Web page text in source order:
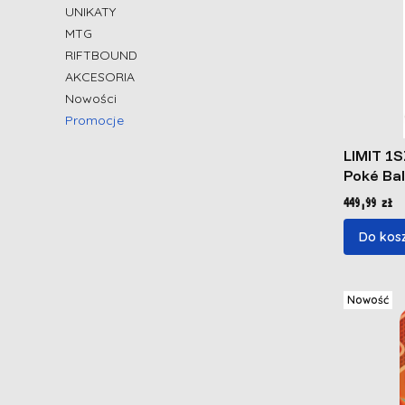
UNIKATY
MTG
RIFTBOUND
AKCESORIA
Nowości
Promocje
LIMIT
Poké
Cena
449,99 zł
Do
Nowość